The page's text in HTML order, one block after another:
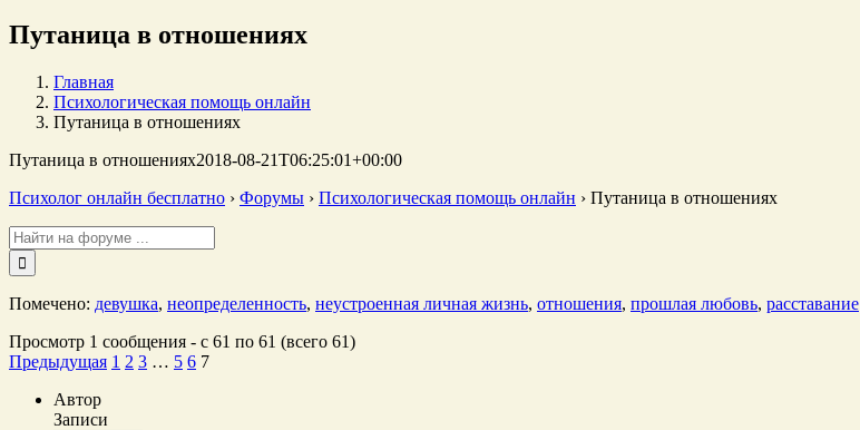
Путаница в отношениях
Главная
Психологическая помощь онлайн
Путаница в отношениях
Путаница в отношениях2018-08-21T06:25:01+00:00
Психолог онлайн бесплатно › Форумы › Психологическая помощь онлайн › Путаница в отношениях
Поиск:
Помечено: девушка, неопределенность, неустроенная личная жизнь, отношения, прошлая любовь, расставание
Просмотр 1 сообщения - с 61 по 61 (всего 61)
Предыдущая 1 2 3 … 5 6 7
Автор
Записи